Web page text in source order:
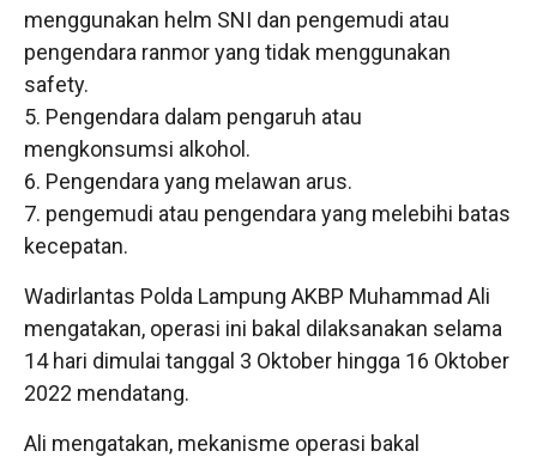
menggunakan helm SNI dan pengemudi atau
pengendara ranmor yang tidak menggunakan
safety.
5. Pengendara dalam pengaruh atau
mengkonsumsi alkohol.
6. Pengendara yang melawan arus.
7. pengemudi atau pengendara yang melebihi batas
kecepatan.
Wadirlantas Polda Lampung AKBP Muhammad Ali
mengatakan, operasi ini bakal dilaksanakan selama
14 hari dimulai tanggal 3 Oktober hingga 16 Oktober
2022 mendatang.
Ali mengatakan, mekanisme operasi bakal